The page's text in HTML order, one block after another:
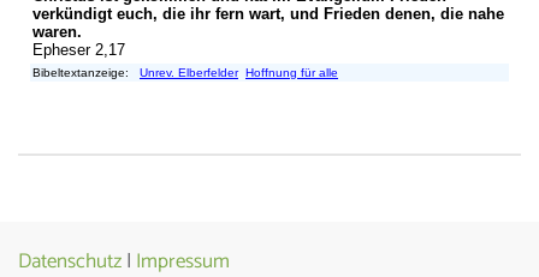
Datenschutz| Impressum